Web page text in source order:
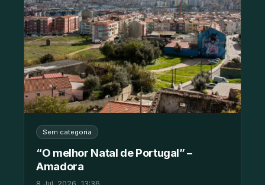
Sem categoria
“O melhor Natal de Portugal” –
Amadora